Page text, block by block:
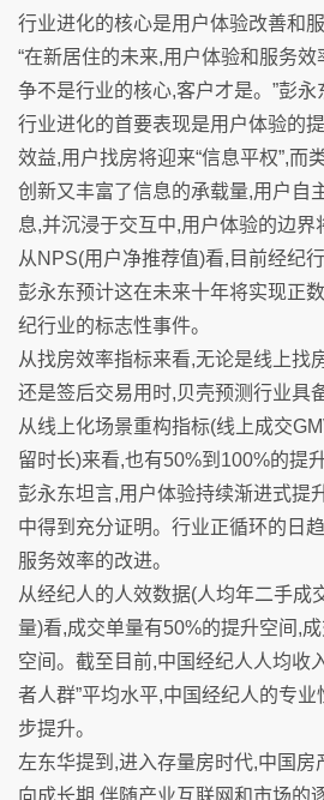
行业进化的核心是用户体验改善和
“在新居住的未来,用户体验和服务
争不是行业的核心,客户才是。”彭永
行业进化的首要表现是用户体验的
效益,用户找房将迎来“信息平权”,而
创新又丰富了信息的承载量,用户自
息,并沉浸于交互中,用户体验的边界
从NPS(用户净推荐值)看,目前经纪
彭永东预计这在未来十年将实现正
纪行业的标志性事件。
从找房效率指标来看,无论是线上找
还是签后交易用时,贝壳预测行业具
从线上化场景重构指标(线上成交
留时长)来看,也有50%到100%的提升
彭永东坦言,用户体验持续渐进式提
中得到充分证明。行业正循环的日
服务效率的改进。
从经纪人的人效数据(人均年二手成
量)看,成交单量有50%的提升空间,
空间。截至目前,中国经纪人人均收
者人群”平均水平,中国经纪人的专
步提升。
左东华提到,进入存量房时代,中国房
向成长期,伴随产业互联网和市场的